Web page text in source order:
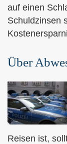
auf einen
Schuldzinsen
Über
Reisen ist,